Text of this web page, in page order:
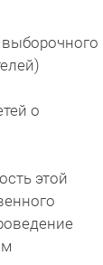
о
этой